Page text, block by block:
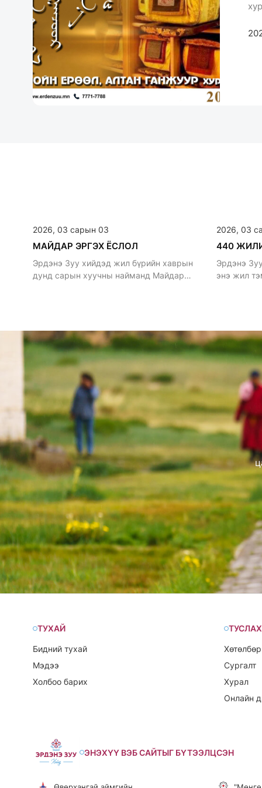
2026, 03 сарын 03
МАЙДАР ЭРГЭХ ЁСЛОЛ
Эрдэнэ Зуу хийдэд жил бүрийн хаврын
дунд сарын хуучны найманд Майдар
2026, 03
440
Эрдэнэ
энэ жил
ТУХАЙ
Бидний тухай
Мэдээ
Холбоо барих
ТУСЛАХ
Хөтөлбөр
Сургалт
Хурал
Онлайн
ЭНЭХҮҮ ВЭБ САЙТЫГ БҮТЭЭЛЦСЭН